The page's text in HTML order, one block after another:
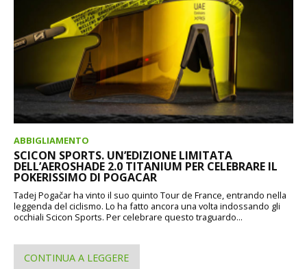
ABBIGLIAMENTO
SCICON SPORTS. UN’EDIZIONE LIMITATA
DELL’AEROSHADE 2.0 TITANIUM PER CELEBRARE IL
POKERISSIMO DI POGACAR
Tadej Pogačar ha vinto il suo quinto Tour de France, entrando nella
leggenda del ciclismo. Lo ha fatto ancora una volta indossando gli
occhiali Scicon Sports. Per celebrare questo traguardo...
CONTINUA A LEGGERE